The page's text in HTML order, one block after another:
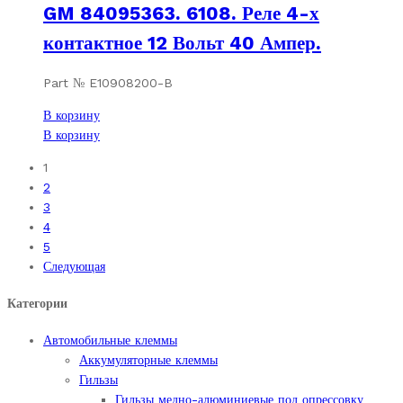
GM 84095363. 6108. Реле 4-х
контактное 12 Вольт 40 Ампер.
Part № E10908200-B
В корзину
В корзину
1
2
3
4
5
Следующая
Категории
Автомобильные клеммы
Аккумуляторные клеммы
Гильзы
Гильзы медно-алюминиевые под опрессовку